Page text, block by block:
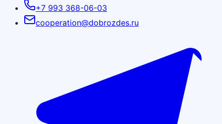
+7 993 368-06-03
cooperation@dobrozdes.ru